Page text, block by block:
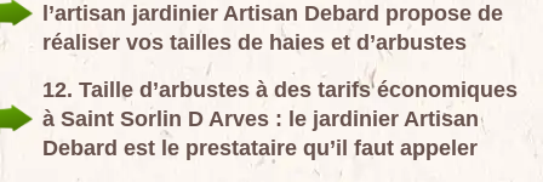
l’artisan jardinier Artisan Debard propose de
réaliser vos tailles de haies et d’arbustes
12. Taille d’arbustes à des tarifs économiques
à Saint Sorlin D Arves : le jardinier Artisan
Debard est le prestataire qu’il faut appeler